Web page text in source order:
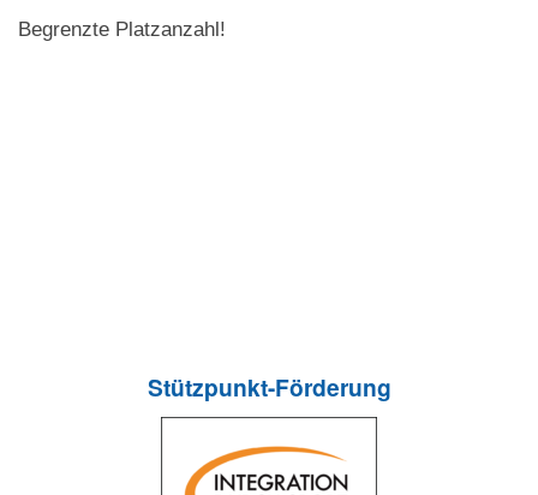
Begrenzte Platzanzahl!
Stützpunkt-Förderung